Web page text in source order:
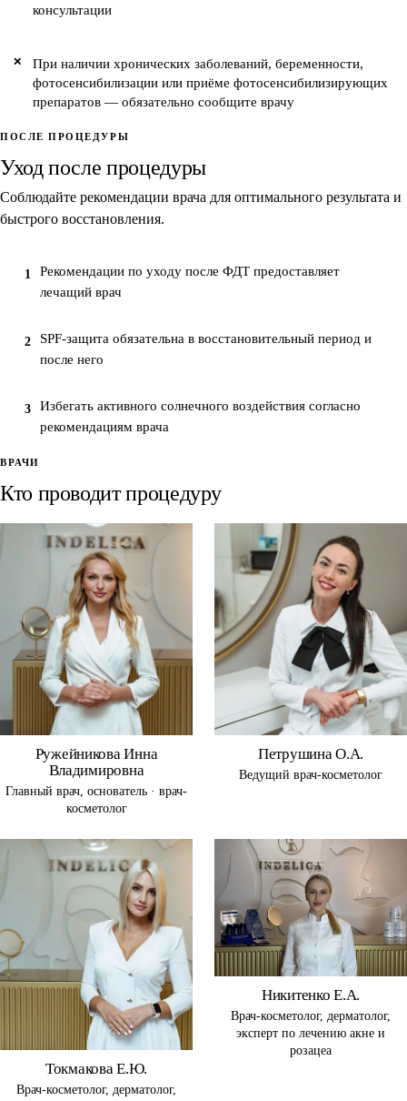
консультации
При наличии хронических заболеваний, беременности,
фотосенсибилизации или приёме фотосенсибилизирующих
препаратов — обязательно сообщите врачу
ПОСЛЕ ПРОЦЕДУРЫ
Уход после процедуры
Соблюдайте рекомендации врача для оптимального результата и
быстрого восстановления.
1
Рекомендации по уходу после ФДТ предоставляет
лечащий врач
2
SPF-защита обязательна в восстановительный период и
после него
3
Избегать активного солнечного воздействия согласно
рекомендациям врача
ВРАЧИ
Кто проводит процедуру
Ружейникова Инна
Владимировна
Главный врач, основатель · врач-
косметолог
Петрушина О.А.
Ведущий врач-косметолог
Токмакова Е.Ю.
Врач-косметолог, дерматолог,
Никитенко Е.А.
Врач-косметолог, дерматолог,
эксперт по лечению акне и
розацеа